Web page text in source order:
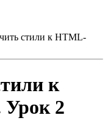
стили к HTML-
к
2